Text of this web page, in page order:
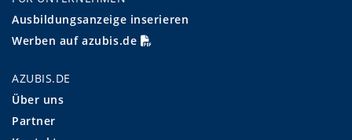
Ausbildungsanzeige inserieren
Werben auf azubis.de
AZUBIS.DE
Über uns
Partner